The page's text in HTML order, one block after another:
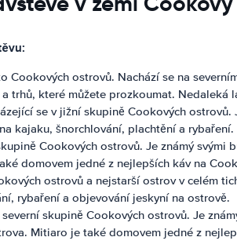
Cookových ostrovů. Nachází se na
trhů, které můžete prozkoumat.
se v jižní skupině Cookových
kajaku, šnorchlování, plachtění a rybaření.
Cookových ostrovů. Je známý
domovem jedné z nejlepších káv na
ostrovů a nejstarší ostrov v celém
rybaření a objevování jeskyní na ostrově.
skupině Cookových ostrovů. Je
Mitiaro je také domovem jedné z